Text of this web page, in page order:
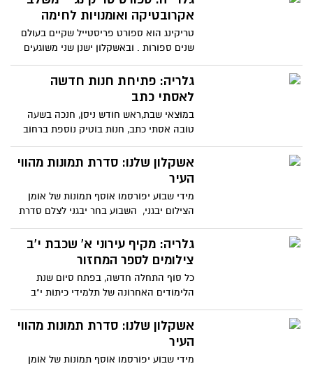
אקרובטיקה ואומנויות לחימה
טריקינג הוא ספורט פריסטייל שקיים בעולם
שנים ספורות . ובאשקלון ישנן שני משוגעים
לדבר גרמן איסייב בן
גלריה: פתיחת חנות חדשה
לאסתי כתב
במוצאי שבת,ראש חודש ניסן, חנכה בשעה
טובה אסתי כתב, חנות בוטיק נוספת ברחוב
יפתח הגלעדי בשכונת
אשקלון שלנו: סדרת תמונות מהווי
העיר
מידי שבוע יפורסמו אוסף תמונות של אומן
הצילום יבגני, השבוע בחר יבגני לצלם סדרת
תמונות של דייגי
גלריה: מקיף עירוני א' שכבת י'ב
צילומים לספר המחזור
כל סוף התחלה חדשה, בפתח סיום שנת
הלימודים האחרונה של תלמידי כיתות י"ב
הבוגרים מצטלמים לספר המחזור
אשקלון שלנו: סדרת תמונות מהווי
העיר
מידי שבוע יפורסמו אוסף תמונות של אומן